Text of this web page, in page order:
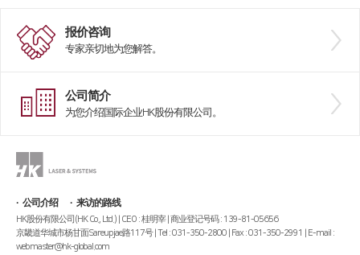
报价咨询
专家亲切地为您解答。
公司简介
为您介绍国际企业HK股份有限公司。
公司介绍 来访的路线
HK股份有限公司(HK Co., Ltd.) | CEO : 桂明宰 | 商业登记号码 : 139-81-05656
京畿道华城市杨甘面Sareupjae路117号 | Tel : 031-350-2800 | Fax : 031-350-2991 | E-mail :
webmaster@hk-global.com